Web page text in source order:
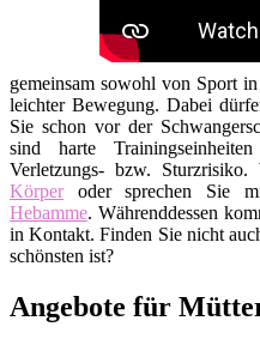
gemeinsam sowohl von Sport
leichter Bewegung. Dabei
Sie schon vor der
sind harte
Verletzungs- bzw.
Körperoder sprechen Sie
Hebamme. Währenddessen
in Kontakt. Finden Sie nicht
schönsten ist?
Angebote für